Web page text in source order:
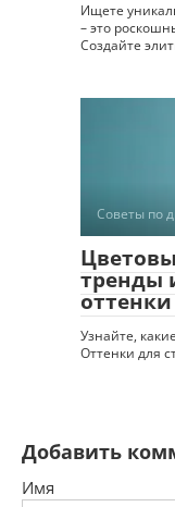
Ищете
– это
Создайте
Советы по
тренды
Узнайте,
Оттенки для
Добавить
Имя